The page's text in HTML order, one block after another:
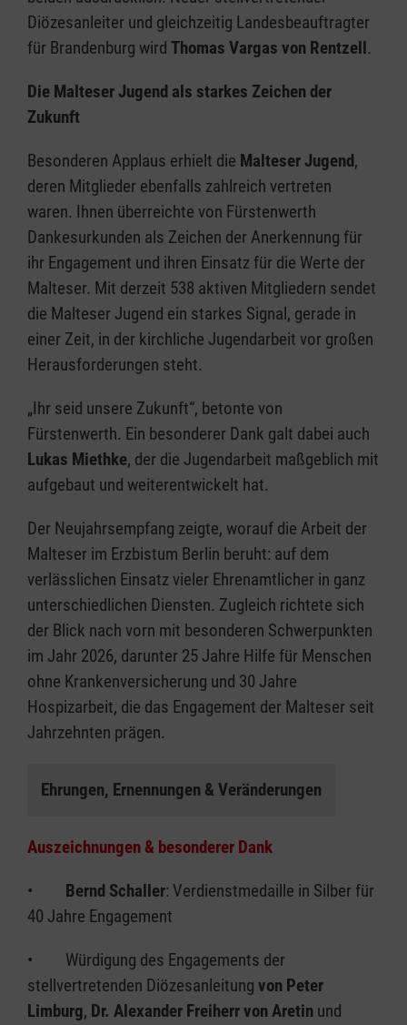
Diözesanleiter und gleichzeitig Landesbeauftragter
für Brandenburg wird Thomas Vargas von Rentzell.
Die Malteser Jugend als starkes Zeichen der
Zukunft
Besonderen Applaus erhielt die Malteser Jugend,
deren Mitglieder ebenfalls zahlreich vertreten
waren. Ihnen überreichte von Fürstenwerth
Dankesurkunden als Zeichen der Anerkennung für
ihr Engagement und ihren Einsatz für die Werte der
Malteser. Mit derzeit 538 aktiven Mitgliedern sendet
die Malteser Jugend ein starkes Signal, gerade in
einer Zeit, in der kirchliche Jugendarbeit vor großen
Herausforderungen steht.
„Ihr seid unsere Zukunft“, betonte von
Fürstenwerth. Ein besonderer Dank galt dabei auch
Lukas Miethke, der die Jugendarbeit maßgeblich mit
aufgebaut und weiterentwickelt hat.
Der Neujahrsempfang zeigte, worauf die Arbeit der
Malteser im Erzbistum Berlin beruht: auf dem
verlässlichen Einsatz vieler Ehrenamtlicher in ganz
unterschiedlichen Diensten. Zugleich richtete sich
der Blick nach vorn mit besonderen Schwerpunkten
im Jahr 2026, darunter 25 Jahre Hilfe für Menschen
ohne Krankenversicherung und 30 Jahre
Hospizarbeit, die das Engagement der Malteser seit
Jahrzehnten prägen.
Ehrungen, Ernennungen & Veränderungen
Auszeichnungen & besonderer Dank
• Bernd Schaller: Verdienstmedaille in Silber für
40 Jahre Engagement
• Würdigung des Engagements der
stellvertretenden Diözesanleitung von Peter
Limburg, Dr. Alexander Freiherrvon Aretin und